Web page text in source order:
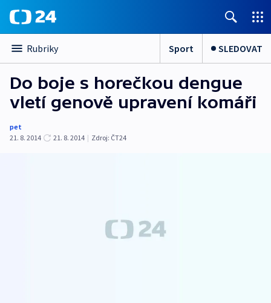
Rubriky Sport SLEDOVAT
Do boje s horečkou dengue
vletí genově upravení komáři
pet
21. 8. 2014
21. 8. 2014 | Zdroj: ČT24